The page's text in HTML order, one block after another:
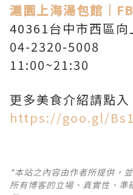
滬園上海湯包館｜FB
40361台中市西區
04-2320-5008
11:00~21:30
更多美食介紹請點
https://goo.gl/
*本站之內容由作者所提供，
所有博客的立場、真實性、